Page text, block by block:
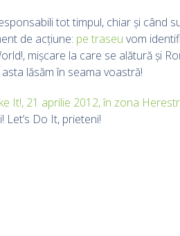
tot timpul, chiar și când
de acțiune: pe traseu vom
mișcare la care se alătură și
lăsăm în seama voastră!
It!, 21 aprilie 2012, în zona
Do It, prieteni!